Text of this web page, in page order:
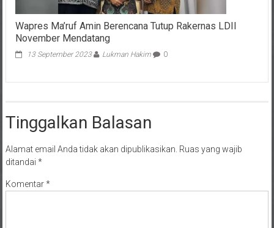
Wapres Ma’ruf Amin Berencana Tutup Rakernas LDII
November Mendatang
13 September 2023 Lukman Hakim
ditandai*